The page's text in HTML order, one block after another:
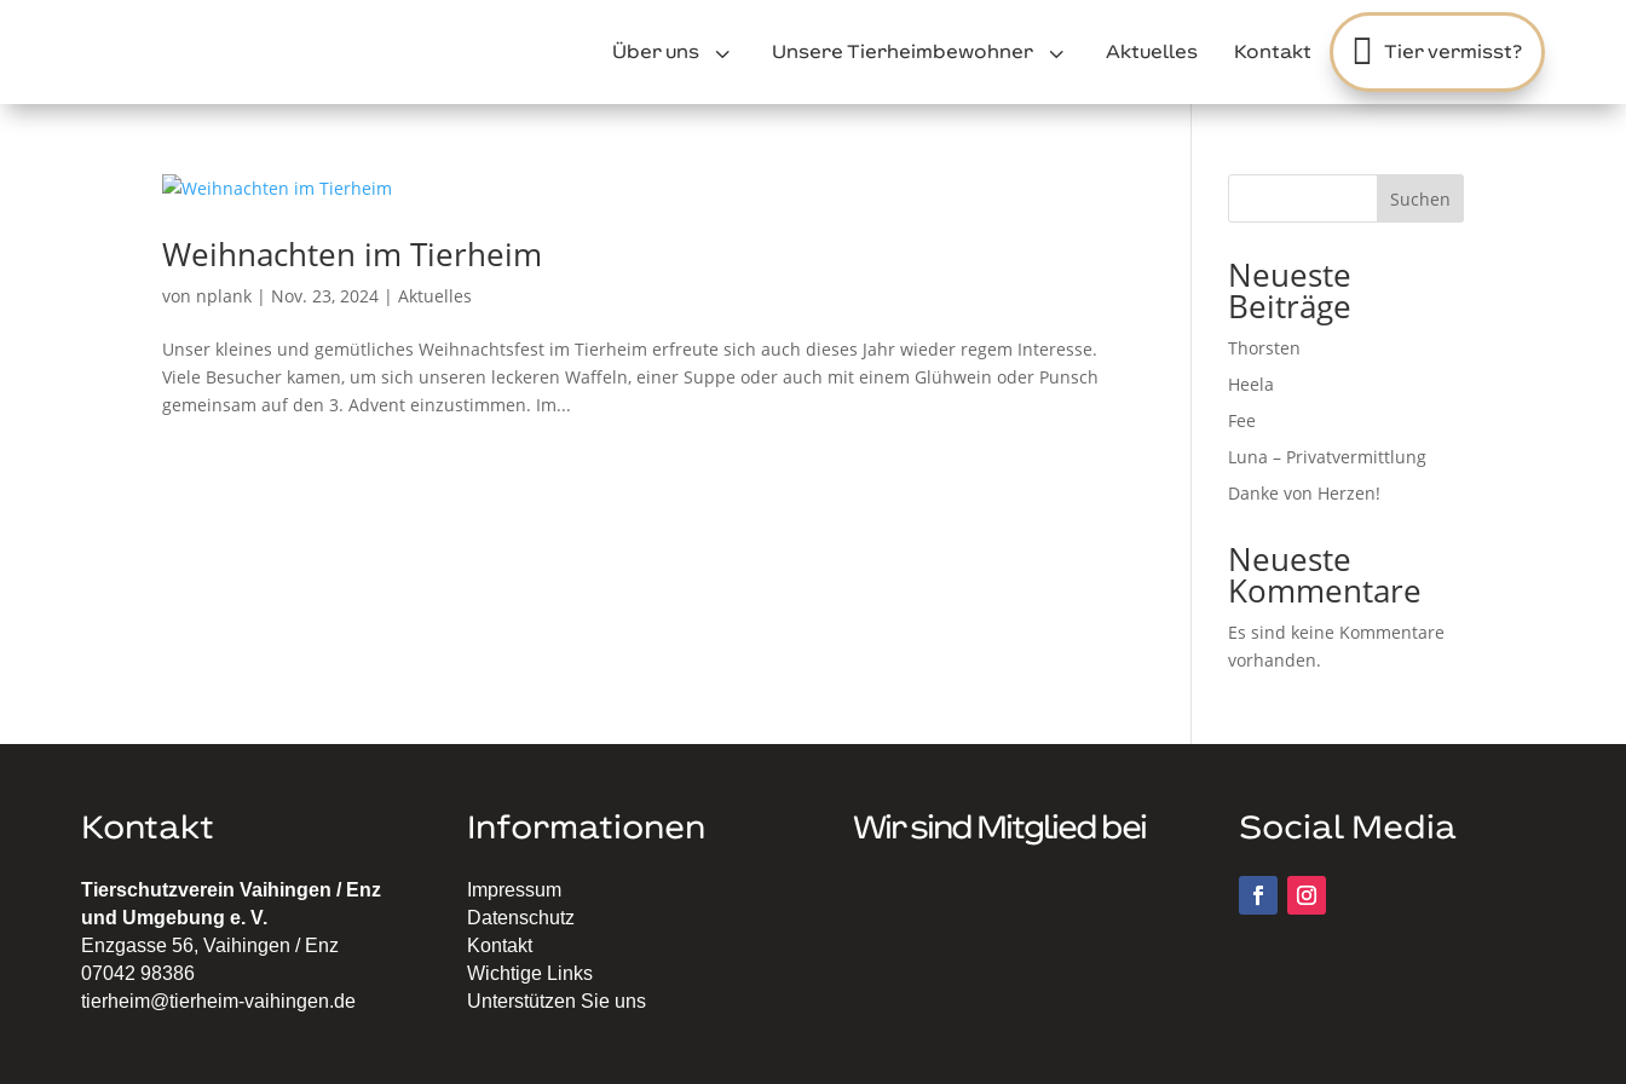
3
Über uns 3
Unsere Tierheimbewohner Aktuelles Kontakt  Tier vermisst?
Weihnachten im Tierheim
von nplank | Nov. 23, 2024 |Aktuelles
Unser kleines und gemütliches Weihnachtsfest im Tierheim erfreute sich auch dieses Jahr wieder regem Interesse.
Viele Besucher kamen, um sich unseren leckeren Waffeln, einer Suppe oder auch mit einem Glühwein oder Punsch
gemeinsam auf den 3. Advent einzustimmen. Im...
Suchen
Neueste
Beiträge
Thorsten
Heela
Fee
Luna – Privatvermittlung
Danke von Herzen!
Neueste
Kommentare
Es sind keine Kommentare
vorhanden.
Kontakt
Tierschutzverein Vaihingen / Enz
und Umgebung e. V.
Enzgasse 56, Vaihingen / Enz
07042 98386
tierheim@tierheim-vaihingen.de
Informationen
Impressum
Datenschutz
Kontakt
Wichtige Links
Unterstützen Sie uns
Wir sind Mitglied bei Social Media